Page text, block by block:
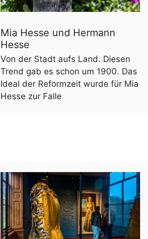
Mia Hesse und Hermann
Hesse
Von der Stadt aufs Land. Diesen
Trend gab es schon um 1900. Das
Ideal der Reformzeit wurde für Mia
Hesse zur Falle